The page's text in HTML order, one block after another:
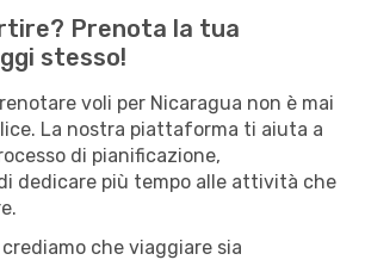
Prenota la tua
stesso!
voli per Nicaragua non è mai
La nostra piattaforma ti aiuta a
di pianificazione,
dedicare più tempo alle attività che
che viaggiare sia